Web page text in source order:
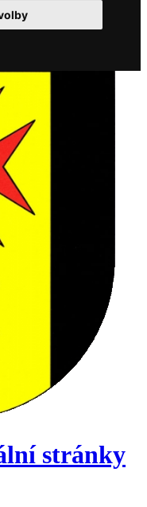
stránky